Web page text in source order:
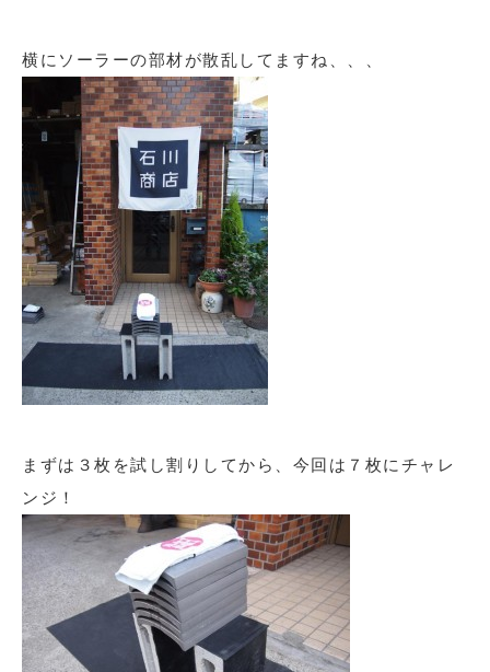
横にソーラーの部材が散乱してますね、、、
まずは３枚を試し割りしてから、今回は７枚にチャレ
ンジ！